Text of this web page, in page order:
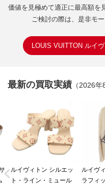
価値を見極めて適正に最高額を
ご検討の際は、是非モ
LOUIS VUITTON ルイ
最新の買取実績 （2026年
ルイヴィトン シルエッ
ト・ライン・ミュール
ルイヴ
ラフィ
